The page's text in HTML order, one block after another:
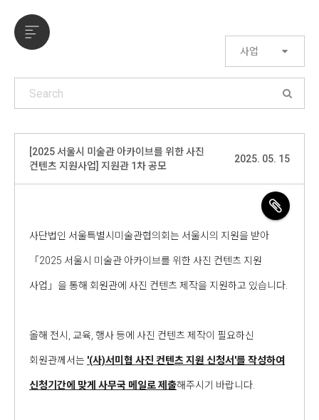
사업
[2025 서울시 미술관 아카이브를 위한 사진
컨텐츠 지원사업] 지원관 1차 공모
2025. 05. 15
사단법인 서울특별시미술관협의회는 서울시의 지원을 받아
「2025 서울시 미술관 아카이브를 위한 사진 컨텐츠 지원
사업」을 통해 회원관에 사진 컨텐츠 제작을 지원하고 있습니다.
올해 전시, 교육, 행사 등에 사진 컨텐츠 제작이 필요하신
회원관께서는 '(사)서미협 사진 컨텐츠 지원 신청서'를 작성하여
신청기간에 맞게 사무국 메일로 제출해주시기 바랍니다.